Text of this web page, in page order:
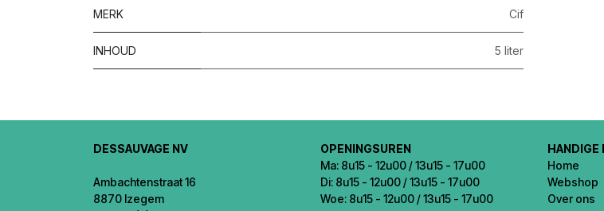
MERK Cif
INHOUD 5 liter
DESSAUVAGE NV
Ambachtenstraat 16
8870 Izegem
OPENINGSUREN
Ma: 8u15 - 12u00 / 13u15 - 17u00
Di: 8u15 - 12u00 / 13u15 - 17u00
Woe: 8u15 - 12u00 / 13u15 - 17u00
HANDIGE
Home
Webshop
Over ons